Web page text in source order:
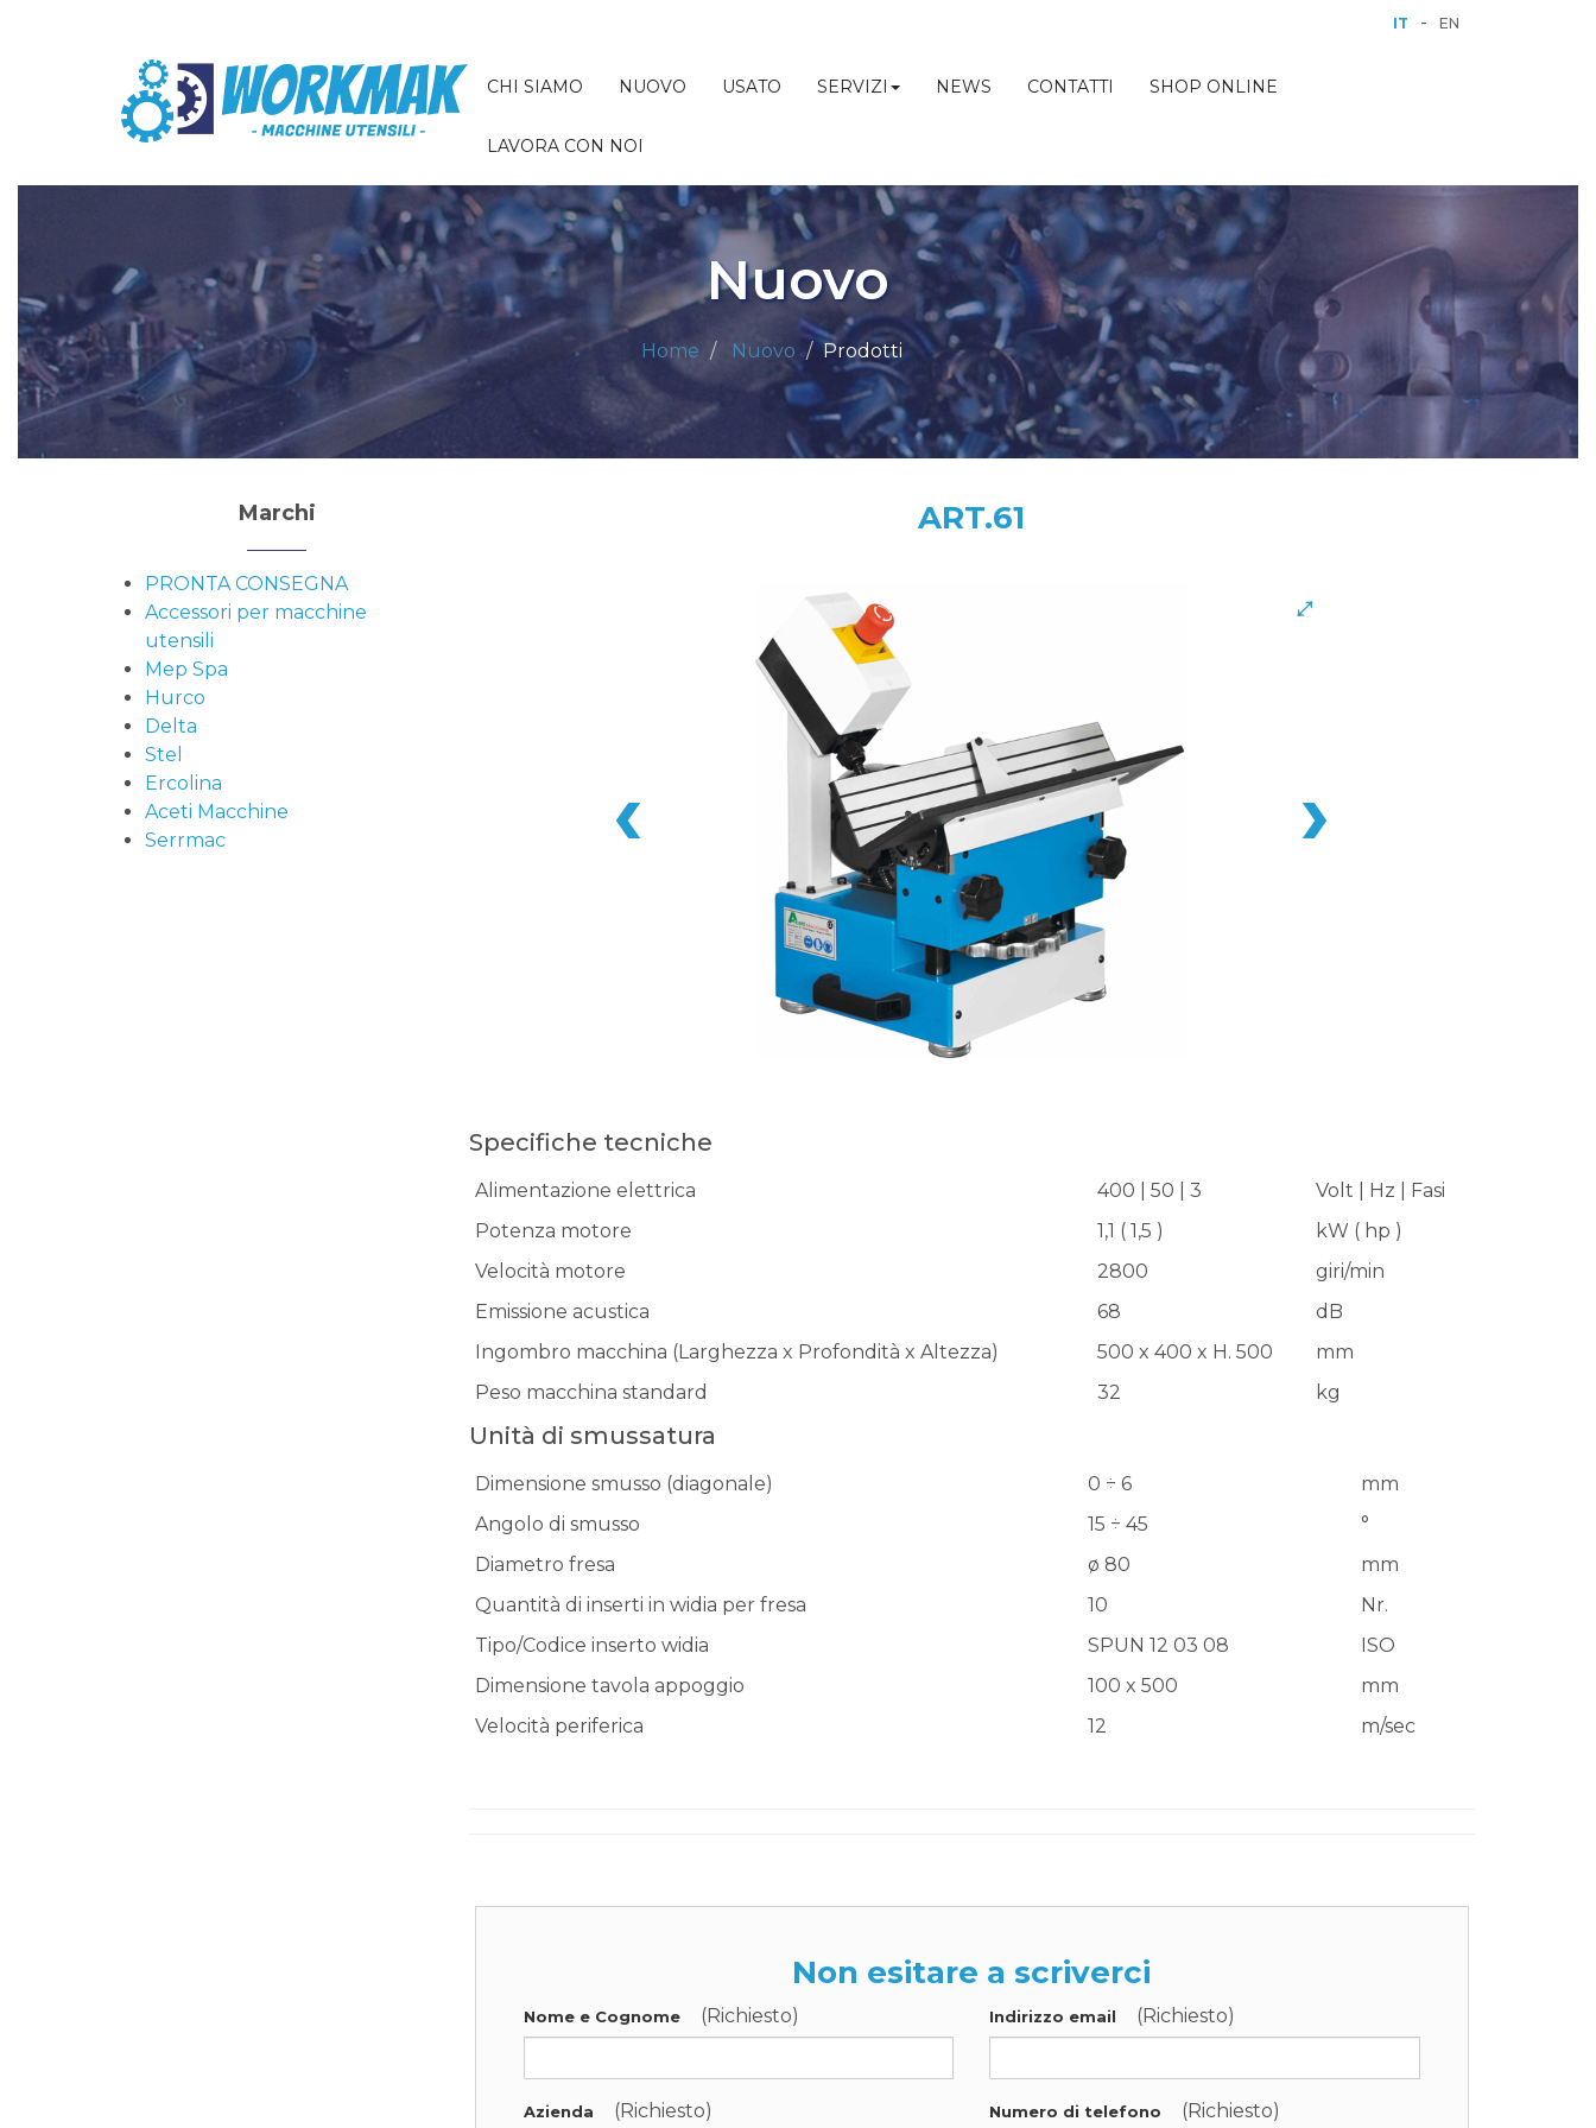
IT - EN
CHI SIAMO NUOVO USATO SERVIZI NEWS CONTATTI SHOP ONLINE
LAVORA CON NOI
Nuovo
Home Nuovo Prodotti
Marchi
PRONTA CONSEGNA
Accessori per macchine
utensili
Mep Spa
Hurco
Delta
Stel
Ercolina
Aceti Macchine
Serrmac
ART.61
Specifiche tecniche
Alimentazione elettrica 400 | 50 | 3
Volt | Hz | Fasi
Potenza motore
1,1 ( 1,5 )
kW ( hp )
Velocità motore
2800
giri/min
Emissione acustica
68
dB
Ingombro macchina (Larghezza x Profondità x Altezza)
500 x 400 x H. 500
mm
Peso macchina standard
32 kg
Unità di smussatura
Dimensione smusso (diagonale) 0 ÷ 6
mm
Angolo di smusso
15 ÷ 45
°
Diametro fresa
ø 80
mm
Quantità di inserti in widia per fresa
10
Nr.
Tipo/Codice inserto widia
SPUN 12 03 08
ISO
Dimensione tavola appoggio
100 x 500
mm
Velocità periferica
12 m/sec
Non esitare a scriverci
Nome e Cognome (Richiesto) Indirizzo email (Richiesto)
Azienda (Richiesto) Numero di telefono (Richiesto)